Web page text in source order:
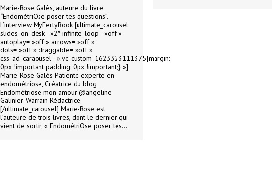
Marie-Rose Galès, auteure du livre
“EndométriOse poser tes questions”.
L’interview MyFertyBook [ultimate_carousel
slides_on_desk= »2″ infinite_loop= »off »
autoplay= »off » arrows= »off »
dots= »off » draggable= »off »
css_ad_caraousel= ».vc_custom_1623323111375{margin:
0px !important;padding: 0px !important;} »]
Marie-Rose Galès Patiente experte en
endométriose, Créatrice du blog
Endométriose mon amour @angeline
Galinier-Warrain Rédactrice
[/ultimate_carousel] Marie-Rose est
l’auteure de trois livres, dont le dernier qui
vient de sortir, « EndométriOse poser tes…